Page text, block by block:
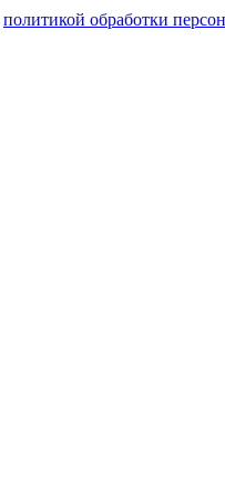
политикой обработки